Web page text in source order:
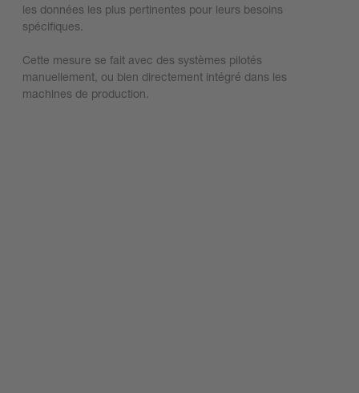
les données les plus pertinentes pour leurs besoins
spécifiques.​
Cette mesure se fait avec des systèmes pilotés
manuellement, ou bien directement intégré dans les
machines de production.